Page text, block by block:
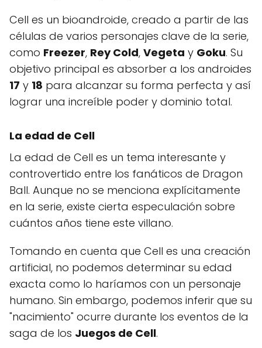
Cell es un bioandroide, creado a partir de las
células de varios personajes clave de la serie,
como Freezer, Rey Cold, Vegeta y Goku. Su
objetivo principal es absorber a los androides
17 y 18 para alcanzar su forma perfecta y así
lograr una increíble poder y dominio total.
La edad de Cell
La edad de Cell es un tema interesante y
controvertido entre los fanáticos de Dragon
Ball. Aunque no se menciona explícitamente
en la serie, existe cierta especulación sobre
cuántos años tiene este villano.
Tomando en cuenta que Cell es una creación
artificial, no podemos determinar su edad
exacta como lo haríamos con un personaje
humano. Sin embargo, podemos inferir que su
"nacimiento" ocurre durante los eventos de la
saga de los Juegos de Cell.